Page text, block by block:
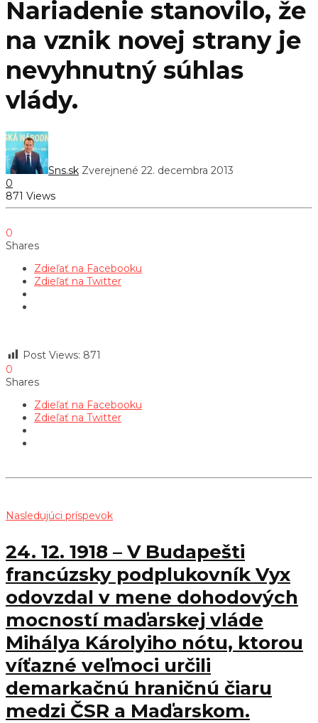
Nariadenie stanovilo, že
na vznik novej strany je
nevyhnutný súhlas
vlády.
Sns.sk Zverejnené 22. decembra 2013
0
871 Views
0
Shares
Zdieľať na Facebooku
Zdieľať na Twitter
Post Views: 871
0
Shares
Zdieľať na Facebooku
Zdieľať na Twitter
Nasledujúci príspevok
24. 12. 1918 – V Budapešti
francúzsky podplukovník Vyx
odovzdal v mene dohodových
mocností maďarskej vláde
Mihálya Károlyiho nótu, ktorou
víťazné veľmoci určili
demarkačnú hraničnú čiaru
medzi ČSR a Maďarskom.